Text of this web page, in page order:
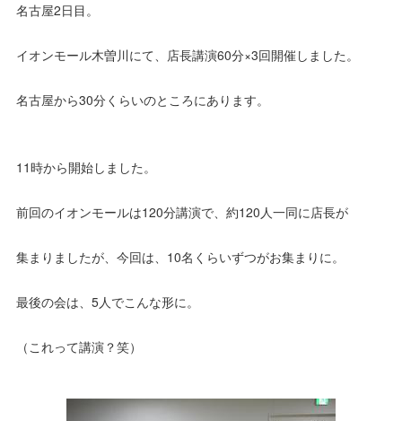
名古屋2日目。
イオンモール木曽川にて、店長講演60分×3回開催しました。
名古屋から30分くらいのところにあります。
11時から開始しました。
前回のイオンモールは120分講演で、約120人一同に店長が
集まりましたが、今回は、10名くらいずつがお集まりに。
最後の会は、5人でこんな形に。
（これって講演？笑）